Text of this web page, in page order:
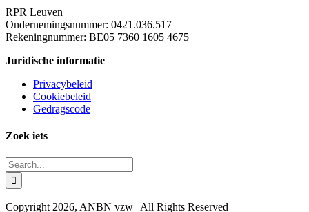
RPR Leuven
Ondernemingsnummer: 0421.036.517
Rekeningnummer: BE05 7360 1605 4675
Juridische informatie
Privacybeleid
Cookiebeleid
Gedragscode
Zoek iets
Search
for:
Copyright 2026, ANBN vzw | All Rights Reserved